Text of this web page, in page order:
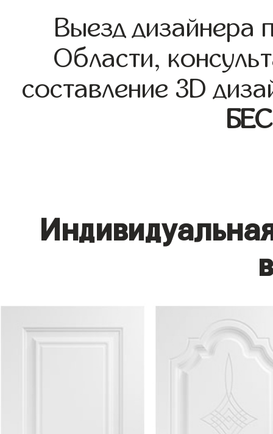
Выезд дизайнера
Области,
составление 3D